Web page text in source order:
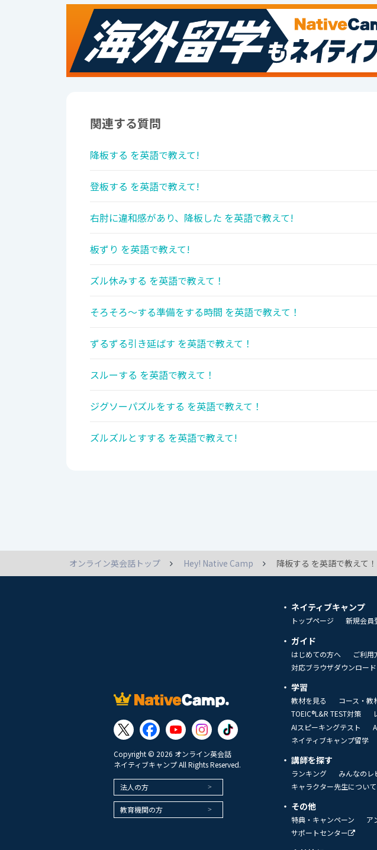
関連する質問
降板する を英語で教えて!
登板する を英語で教えて!
右肘に違和感があり、降板した を英語で教えて!
板ずり を英語で教えて!
ズル休みする を英語で教えて！
そろそろ～する準備をする時間 を英語で教えて！
ずるずる引き延ばす を英語で教えて！
スルーする を英語で教えて！
ジグソーパズルをする を英語で教えて！
ズルズルとすする を英語で教えて!
オンライン英会話トップ Hey! Native Camp 降板する を英語で教えて！
Copyright © 2026 オンライン英会話
ネイティブキャンプ All Rights Reserved.
法人の方
教育機関の方
ネイティブキャンプ
トップページ 新規会員
ガイド
はじめての方へ ご利用
対応ブラウザダウンロード
学習
教材を見る コース・教
TOEIC®L&R TEST対策
AIスピーキングテスト
ネイティブキャンプ留学
講師を探す
ランキング みんなのレ
キャラクター先生について
その他
特典・キャンペーン ア
サポートセンター